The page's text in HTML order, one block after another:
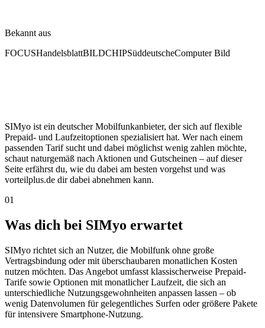
Bekannt aus
FOCUSHandelsblattBILDCHIPSüddeutscheComputer Bild
SIMyo ist ein deutscher Mobilfunkanbieter, der sich auf flexible
Prepaid- und Laufzeitoptionen spezialisiert hat. Wer nach einem
passenden Tarif sucht und dabei möglichst wenig zahlen möchte,
schaut naturgemäß nach Aktionen und Gutscheinen – auf dieser
Seite erfährst du, wie du dabei am besten vorgehst und was
vorteilplus.de dir dabei abnehmen kann.
01
Was dich bei SIMyo erwartet
SIMyo richtet sich an Nutzer, die Mobilfunk ohne große
Vertragsbindung oder mit überschaubaren monatlichen Kosten
nutzen möchten. Das Angebot umfasst klassischerweise Prepaid-
Tarife sowie Optionen mit monatlicher Laufzeit, die sich an
unterschiedliche Nutzungsgewohnheiten anpassen lassen – ob
wenig Datenvolumen für gelegentliches Surfen oder größere Pakete
für intensivere Smartphone-Nutzung.